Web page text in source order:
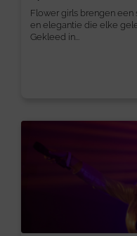
Flower girls brengen een
en elegantie die elke
Gekleed in...